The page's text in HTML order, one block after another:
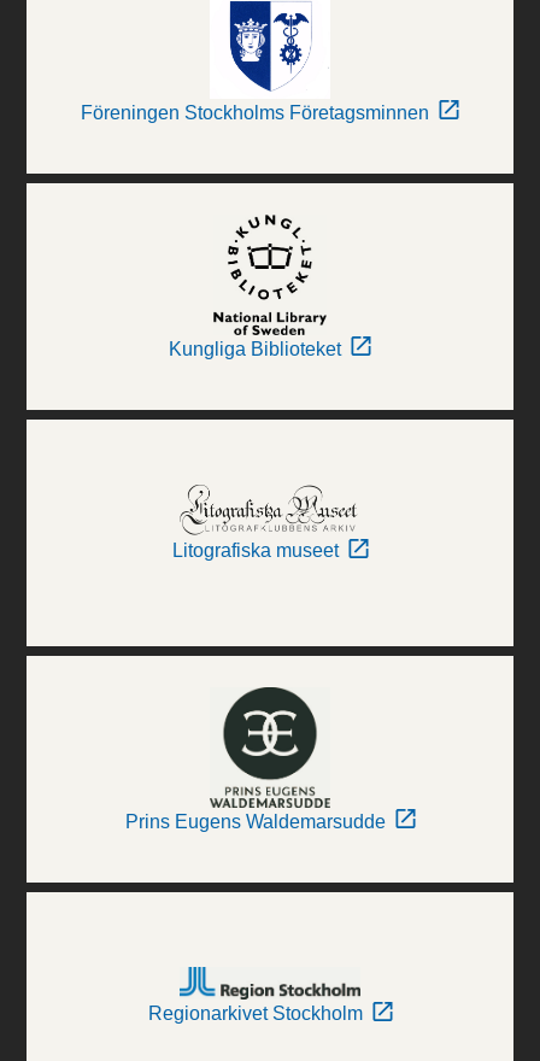
Föreningen Stockholms Företagsminnen
Kungliga Biblioteket
Litografiska museet
Prins Eugens Waldemarsudde
Regionarkivet Stockholm